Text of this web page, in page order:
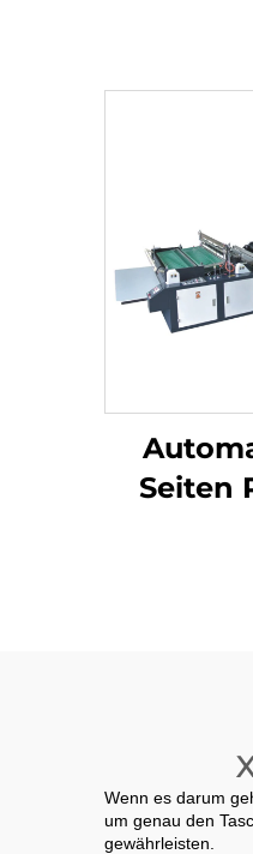
Seiten
Wenn es darum
um genau den
gewährleisten.